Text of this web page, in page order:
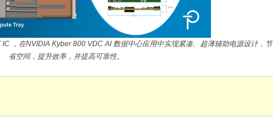
，在NVIDIA Kyber 800 VDC AI 数据中心应用中实现紧凑、超薄辅助电源设计，节
省空间，提升效率，并提高可靠性。